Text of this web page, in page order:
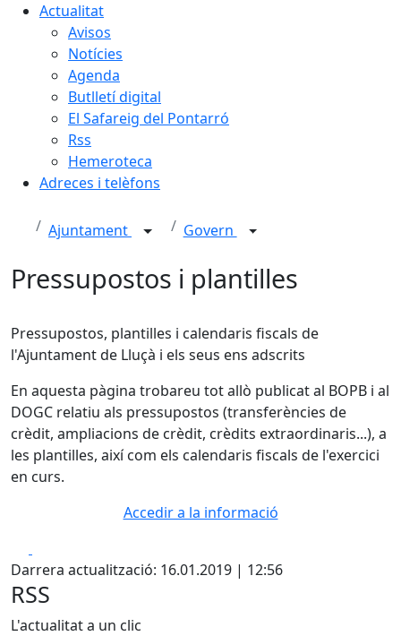
Actualitat
Avisos
Notícies
Agenda
Butlletí digital
El Safareig del Pontarró
Rss
Hemeroteca
Adreces i telèfons
Ajuntament Govern
Pressupostos i plantilles
Pressupostos, plantilles i calendaris fiscals de
l'Ajuntament de Lluçà i els seus ens adscrits
En aquesta pàgina trobareu tot allò publicat al BOPB i al
DOGC relatiu als pressupostos (transferències de
crèdit, ampliacions de crèdit, crèdits extraordinaris...), a
les plantilles, així com els calendaris fiscals de l'exercici
en curs.
Accedir a la informació
Darrera actualització: 16.01.2019 | 12:56
RSS
L'actualitat a un clic